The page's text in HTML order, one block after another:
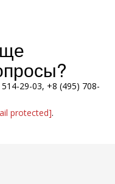
29-03, +8 (495) 708-
protected].